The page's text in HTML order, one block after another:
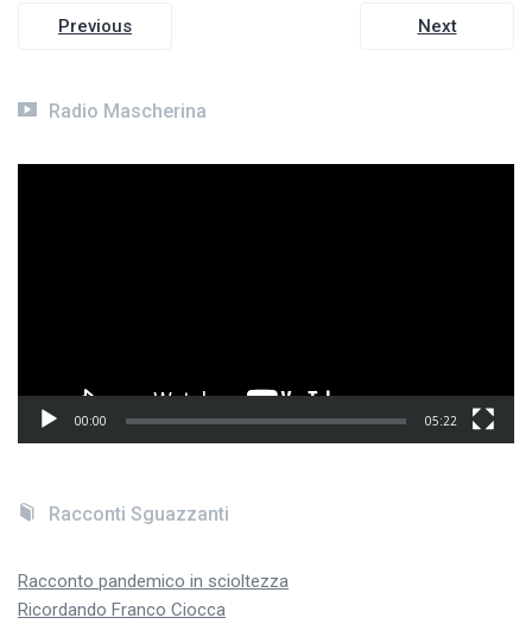
Navigazione
Previous Next
Radio Mascherina
00:00 05:22
Racconti Sguazzanti
Racconto pandemico in scioltezza
Ricordando Franco Ciocca